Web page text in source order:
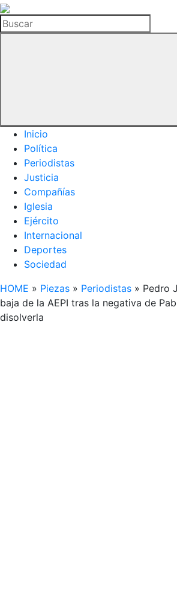
La
Hemeroteca
del
Buscar
Inicio
Política
Periodistas
Justicia
Compañías
Iglesia
Ejército
Internacional
Deportes
Sociedad
HOME » Piezas » Periodistas » Pedro
baja de la AEPI tras la negativa de
disolverla